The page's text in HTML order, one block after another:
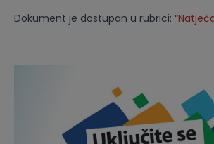
Dokument je dostupan u rubrici: “